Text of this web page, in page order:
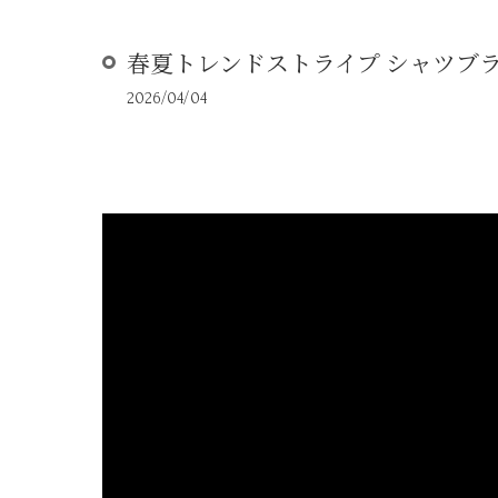
春夏トレンドストライプ シャツブ
2026/04/04